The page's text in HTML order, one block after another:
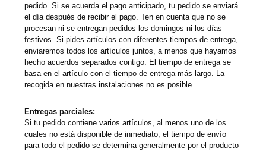
pedido. Si se acuerda el pago anticipado, tu pedido se enviará
el día después de recibir el pago. Ten en cuenta que no se
procesan ni se entregan pedidos los domingos ni los días
festivos. Si pides artículos con diferentes tiempos de entrega,
enviaremos todos los artículos juntos, a menos que hayamos
hecho acuerdos separados contigo. El tiempo de entrega se
basa en el artículo con el tiempo de entrega más largo. La
recogida en nuestras instalaciones no es posible.
Entregas parciales:
Si tu pedido contiene varios artículos, al menos uno de los
cuales no está disponible de inmediato, el tiempo de envío
para todo el pedido se determina generalmente por el producto